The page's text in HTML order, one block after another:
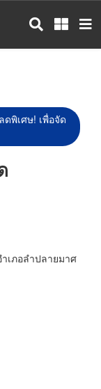
พิเศษ! เพื่อจัด
เภอลำปลายมาศ